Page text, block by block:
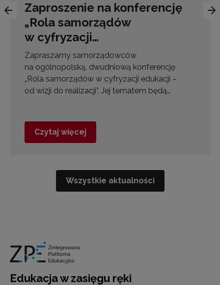
Zaproszenie na konferencję
„Rola samorządów
w cyfryzacji…
Zapraszamy samorządowców
na ogólnopolską, dwudniową konferencję
„Rola samorządów w cyfryzacji edukacji –
od wizji do realizacji”. Jej tematem będą…
Czytaj więcej
Wszystkie aktualności
Edukacja w zasięgu ręki